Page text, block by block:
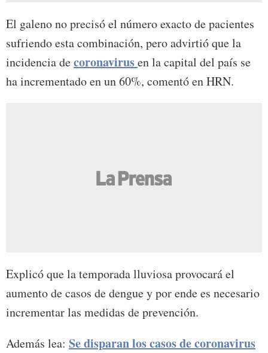
El galeno no precisó el número exacto de pacientes
sufriendo esta combinación, pero advirtió que la
incidencia decoronavirusen la capital del país se
ha incrementado en un 60%, comentó en HRN.
Explicó que la temporada lluviosa provocará el
aumento de casos de dengue y por ende es necesario
incrementar las medidas de prevención.
Además lea: Se disparan los casos de coronavirus